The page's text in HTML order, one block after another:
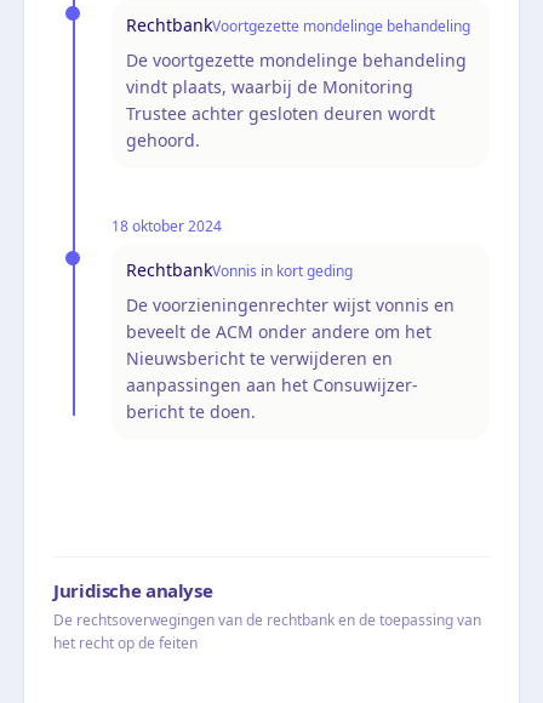
RechtbankVoortgezette mondelinge behandeling
De voortgezette mondelinge behandeling
vindt plaats, waarbij de Monitoring
Trustee achter gesloten deuren wordt
gehoord.
18 oktober 2024
RechtbankVonnis in kort geding
De voorzieningenrechter wijst vonnis en
beveelt de ACM onder andere om het
Nieuwsbericht te verwijderen en
aanpassingen aan het Consuwijzer-
bericht te doen.
Juridische analyse
De rechtsoverwegingen van de rechtbank en de toepassing van
het recht op de feiten